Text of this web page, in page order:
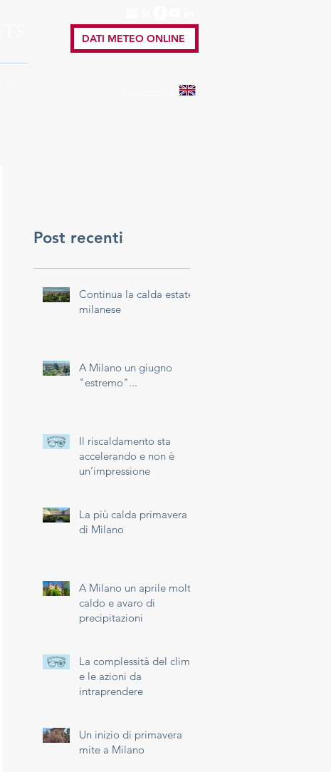
DATI METEO ONLINE
Post recenti
Continua la calda estate
milanese
A Milano un giugno
"estremo"...
Il riscaldamento sta
accelerando e non è
un’impressione
La più calda primavera
di Milano
A Milano un aprile molto
caldo e avaro di
precipitazioni
La complessità del clima
e le azioni da
intraprendere
Un inizio di primavera
mite a Milano